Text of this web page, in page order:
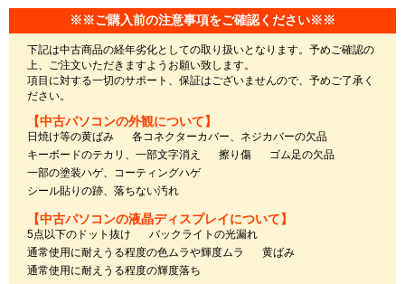
※※ご購入前の注意事項をご確認ください※※
下記は中古商品の経年劣化としての取り扱いとなります。予めご確認の
上、ご注文いただきますようお願い致します。
項目に対する一切のサポート、保証はございませんので、予めご了承く
ださい。
【中古パソコンの外観について】
日焼け等の黄ばみ
各コネクターカバー、ネジカバーの欠品
キーボードのテカリ、一部文字消え
擦り傷
ゴム足の欠品
一部の塗装ハゲ、コーティングハゲ
シール貼りの跡、落ちない汚れ
【中古パソコンの液晶ディスプレイについて】
5点以下のドット抜け
バックライトの光漏れ
通常使用に耐えうる程度の色ムラや輝度ムラ
黄ばみ
通常使用に耐えうる程度の輝度落ち